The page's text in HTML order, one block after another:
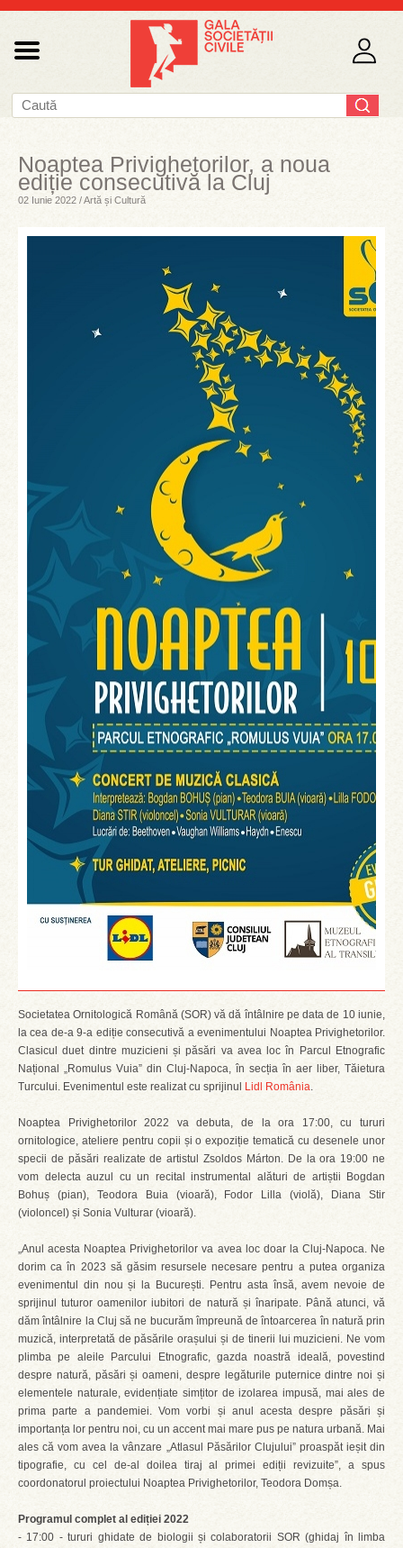
Noaptea Privighetorilor, a noua
ediție consecutivă la Cluj
02 Iunie 2022 / Artă și Cultură
Societatea Ornitologică Română (SOR) vă dă întâlnire pe data de 10 iunie,
la cea de-a 9-a ediție consecutivă a evenimentului Noaptea Privighetorilor.
Clasicul duet dintre muzicieni și păsări va avea loc în Parcul Etnografic
Național „Romulus Vuia” din Cluj-Napoca, în secția în aer liber, Tăietura
Turcului. Evenimentul este realizat cu sprijinul
Lidl România.
Noaptea Privighetorilor 2022 va debuta, de la ora 17:00, cu tururi
ornitologice, ateliere pentru copii și o expoziție tematică cu desenele unor
specii de păsări realizate de artistul Zsoldos Márton. De la ora 19:00 ne
vom delecta auzul cu un recital instrumental alături de artiștii Bogdan
Bohuș (pian), Teodora Buia (vioară), Fodor Lilla (violă), Diana Stir
(violoncel) și Sonia Vulturar (vioară).
„Anul acesta Noaptea Privighetorilor va avea loc doar la Cluj-Napoca. Ne
dorim ca în 2023 să găsim resursele necesare pentru a putea organiza
evenimentul din nou și la București. Pentru asta însă, avem nevoie de
sprijinul tuturor oamenilor iubitori de natură și înaripate. Până atunci, vă
dăm întâlnire la Cluj să ne bucurăm împreună de întoarcerea în natură prin
muzică, interpretată de păsările orașului și de tinerii lui muzicieni. Ne vom
plimba pe aleile Parcului Etnografic, gazda noastră ideală, povestind
despre natură, păsări și oameni, despre legăturile puternice dintre noi și
elementele naturale, evidențiate simțitor de izolarea impusă, mai ales de
prima parte a pandemiei. Vom vorbi și anul acesta despre păsări și
importanța lor pentru noi, cu un accent mai mare pus pe natura urbană. Mai
ales că vom avea la vânzare „Atlasul Păsărilor Clujului” proaspăt ieșit din
tipografie, cu cel de-al doilea tiraj al primei ediții revizuite”, a spus
coordonatorul proiectului Noaptea Privighetorilor, Teodora Domșa.
Programul complet al ediției 2022
- 17:00 - tururi ghidate de biologii și colaboratorii SOR (ghidaj în limba